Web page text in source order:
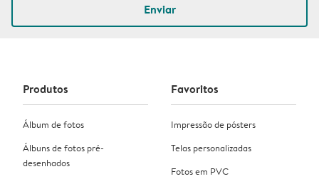
Enviar
Produtos
Álbum de fotos
Álbuns de fotos pré-
desenhados
Favoritos
Impressão de pósters
Telas personalizadas
Fotos em PVC